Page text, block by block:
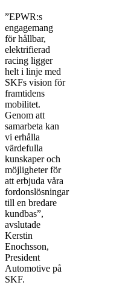
”EPWR:s
engagemang
för hållbar,
elektrifierad
racing ligger
helt i linje med
SKFs vision för
framtidens
mobilitet.
Genom att
samarbeta kan
vi erhålla
värdefulla
kunskaper och
möjligheter för
att erbjuda våra
fordonslösningar
till en bredare
kundbas”,
avslutade
Kerstin
Enochsson,
President
Automotive på
SKF.